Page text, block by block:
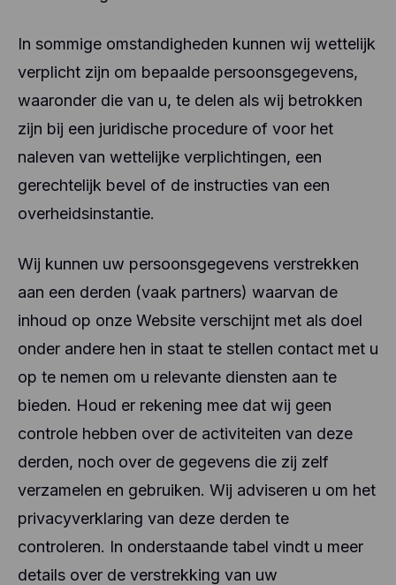
In sommige omstandigheden kunnen wij wettelijk
verplicht zijn om bepaalde persoonsgegevens,
waaronder die van u, te delen als wij betrokken
zijn bij een juridische procedure of voor het
naleven van wettelijke verplichtingen, een
gerechtelijk bevel of de instructies van een
overheidsinstantie.
Wij kunnen uw persoonsgegevens verstrekken
aan een derden (vaak partners) waarvan de
inhoud op onze Website verschijnt met als doel
onder andere hen in staat te stellen contact met u
op te nemen om u relevante diensten aan te
bieden. Houd er rekening mee dat wij geen
controle hebben over de activiteiten van deze
derden, noch over de gegevens die zij zelf
verzamelen en gebruiken. Wij adviseren u om het
privacyverklaring van deze derden te
controleren. In onderstaande tabel vindt u meer
details over de verstrekking van uw